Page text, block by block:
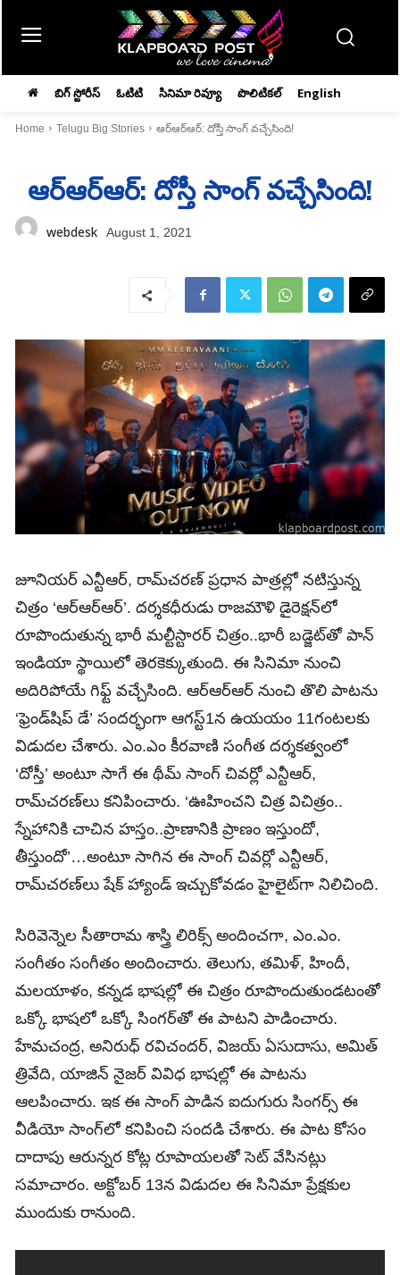
బిగ్ స్టోరీస్ ఓటిటి సినిమా రివ్యూ పొలిటికల్ English
Home Telugu Big Stories ఆర్‌ఆర్‌ఆర్‌: దోస్తీ సాంగ్‌ వచ్చేసింది!
ఆర్‌ఆర్‌ఆర్‌: దోస్తీ సాంగ్‌ వచ్చేసింది!
webdesk August 1, 2021
జూనియర్‌ ఎన్టీఆర్, రామ్‌చరణ్‌ ప్రధాన పాత్రల్లో నటిస్తున్న
చిత్రం ‘ఆర్‌ఆర్‌ఆర్’‌. దర్శకధీరుడు రాజమౌళి డైరెక్షన్‌లో
రూపొందుతున్న భారీ మల్టీస్టారర్‌ చిత్రం..భారీ బడ్జెట్‌తో పాన్‌
ఇండియా స్థాయిలో తెరకెక్కుతుంది. ఈ సినిమా నుంచి
అదిరిపోయే గిఫ్ట్‌ వచ్చేసింది. ఆర్‌ఆర్‌ఆర్‌ నుంచి తొలి పాటను
‘ఫ్రెండ్‌షిప్‌ డే’ సందర్భంగా ఆగస్ట్‌1న ఉయయం 11గంటలకు
విడుదల చేశారు. ఎం.ఎం కీరవాణి సంగీత దర్శకత్వంలో
‘దోస్తీ’ అంటూ సాగే ఈ థీమ్‌ సాంగ్‌ చివర్లో ఎన్టీఆర్‌,
రామ్‌చరణ్‌లు కనిపించారు. ‘ఊహించని చిత్ర విచిత్రం..
స్నేహానికి చాచిన హస్తం..ప్రాణానికి ప్రాణం ఇస్తుందో,
తీస్తుందో’…అంటూ సాగిన ఈ సాంగ్‌ చివర్లో ఎన్టీఆర్‌,
రామ్‌చరణ్‌లు షేక్‌ హ్యాండ్‌ ఇచ్చుకోవడం హైలైట్‌గా నిలిచింది.
సిరివెన్నెల సీతారామ శాస్త్రి లిరిక్స్‌ అందించగా, ఎం.ఎం.
సంగీతం సంగీతం అందించారు. తెలుగు, తమిళ్‌, హిందీ,
మలయాళం, కన్నడ భాషల్లో ఈ చిత్రం రూపొందుతుండటంతో
ఒక్కో భాషలో ఒక్కో సింగర్‌తో ఈ పాటని పాడించారు.
హేమచంద్ర, అనిరుధ్‌ రవిచందర్‌, విజయ్‌ ఏసుదాసు, అమిత్‌
త్రివేది, యాజిన్‌ నైజర్‌ వివిధ భాషల్లో ఈ పాటను
ఆలపించారు. ఇక ఈ సాంగ్‌ పాడిన ఐదుగురు సింగర్స్‌ ఈ
వీడియో సాంగ్‌లో కనిపించి సందడి చేశారు. ఈ పాట కోసం
దాదాపు ఆరున్నర కోట్ల రూపాయలతో సెట్‌ వేసినట్లు
సమాచారం. అక్టోబర్‌ 13న విడుదల ఈ సినిమా ప్రేక్షకుల
ముందుకు రానుంది.